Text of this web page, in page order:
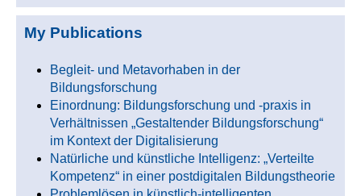
My Publications
Begleit- und Metavorhaben in der
Bildungsforschung
Einordnung: Bildungsforschung und -praxis in
Verhältnissen „Gestaltender Bildungsforschung“
im Kontext der Digitalisierung
Natürliche und künstliche Intelligenz: „Verteilte
Kompetenz“ in einer postdigitalen Bildungstheorie